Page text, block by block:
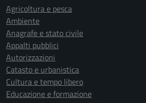
Agricoltura e pesca
Ambiente
Anagrafe e stato civile
Appalti pubblici
Autorizzazioni
Catasto e urbanistica
Cultura e tempo libero
Educazione e formazione